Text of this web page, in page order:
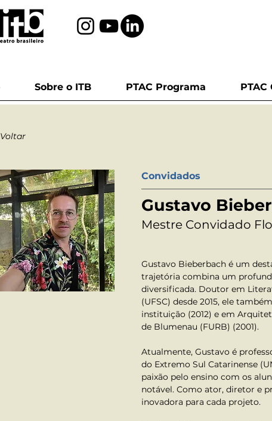
Sobre o ITB PTAC Programa
Convidados
Gustavo
Mestre Convidado
Gustavo Bieberbach é um
trajetória combina um
diversificada. Doutor em
(UFSC) desde 2015, ele
instituição (2012) e em
de Blumenau (FURB) (2001).
Atualmente, Gustavo é
do Extremo Sul Catarinense
paixão pelo ensino com os
notável. Como ator, diretor e
inovadora para cada projeto.